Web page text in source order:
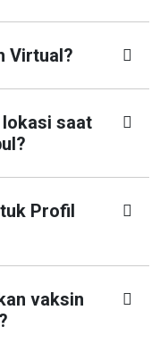
Virtual?
saat
Profil
vaksin